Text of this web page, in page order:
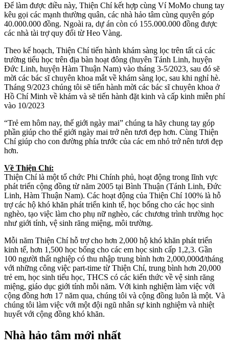
Để làm được điều này, Thiện Chí kết hợp cùng Ví MoMo chung tay
kêu gọi các mạnh thường quân, các nhà hảo tâm cùng quyên góp
40.000.000 đồng. Ngoài ra, dự án còn có 155.000.000 đồng được
các nhà tài trợ quy đổi từ Heo Vàng.
Theo kế hoạch, Thiện Chí tiến hành khám sàng lọc trên tất cả các
trường tiểu học trên địa bàn hoạt đông (huyên Tánh Linh, huyện
Đức Linh, huyện Hàm Thuận Nam) vào tháng 3-5/2023, sau đó sẽ
mời các bác sĩ chuyên khoa mắt về khám sàng lọc, sau khi nghỉ hè.
Tháng 9/2023 chúng tôi sẽ tiến hành mời các bác sĩ chuyên khoa ở
Hồ Chí Minh về khám và sẽ tiến hành đặt kinh và cấp kinh miễn phí
vào 10/2023
“Trẻ em hôm nay, thế giới ngày mai” chúng ta hãy chung tay góp
phần giúp cho thế giới ngày mai trở nên tươi đẹp hơn. Cùng Thiện
Chí giúp cho con đường phía trước của các em nhỏ trở nên tươi đẹp
hơn.
Về Thiện Chí:
Thiện Chí là một tổ chức Phi Chính phủ, hoạt động trong lĩnh vực
phát triển cộng đồng từ năm 2005 tại Bình Thuận (Tánh Linh, Đức
Linh, Hàm Thuận Nam). Các hoạt động của Thiện Chí 100% là hỗ
trợ các hộ khó khăn phát triển kinh tế, học bổng cho các học sinh
nghèo, tạo việc làm cho phụ nữ nghèo, các chương trình trường học
như giới tính, vệ sinh răng miệng, môi trường.
Mỗi năm Thiện Chí hỗ trợ cho hơn 2,000 hộ khó khăn phát triển
kinh tế, hơn 1,500 học bổng cho các em học sinh cấp 1,2,3. Gần
100 người thất nghiệp có thu nhập trung bình hơn 2,000,000đ/tháng
với những công việc part-time từ Thiện Chí, trung bình hơn 20,000
trẻ em, học sinh tiểu học, THCS có các kiến thức về vệ sinh răng
miệng, giáo dục giới tính mỗi năm. Với kinh nghiệm làm việc với
cộng đồng hơn 17 năm qua, chúng tôi và cộng đồng luôn là một. Và
chúng tôi làm việc với một đội ngũ nhân sự kinh nghiệm và nhiệt
huyết với cộng đồng khó khăn.
Nhà hảo tâm mới nhất